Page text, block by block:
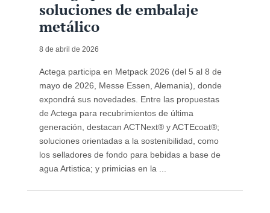
soluciones de embalaje
metálico
8 de abril de 2026
Actega participa en Metpack 2026 (del 5 al 8 de
mayo de 2026, Messe Essen, Alemania), donde
expondrá sus novedades. Entre las propuestas
de Actega para recubrimientos de última
generación, destacan ACTNext® y ACTEcoat®;
soluciones orientadas a la sostenibilidad, como
los selladores de fondo para bebidas a base de
agua Artistica; y primicias en la ...